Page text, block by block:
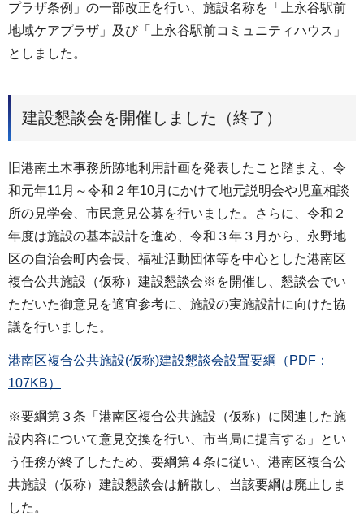
プラザ条例」の一部改正を行い、施設名称を「上永谷駅前
地域ケアプラザ」及び「上永谷駅前コミュニティハウス」
としました。
建設懇談会を開催しました（終了）
旧港南土木事務所跡地利用計画を発表したこと踏まえ、令
和元年11月～令和２年10月にかけて地元説明会や児童相談
所の見学会、市民意見公募を行いました。さらに、令和２
年度は施設の基本設計を進め、令和３年３月から、永野地
区の自治会町内会長、福祉活動団体等を中心とした港南区
複合公共施設（仮称）建設懇談会※を開催し、懇談会でい
ただいた御意見を適宜参考に、施設の実施設計に向けた協
議を行いました。
港南区複合公共施設(仮称)建設懇談会設置要綱（PDF：
107KB）
※要綱第３条「港南区複合公共施設（仮称）に関連した施
設内容について意見交換を行い、市当局に提言する」とい
う任務が終了したため、要綱第４条に従い、港南区複合公
共施設（仮称）建設懇談会は解散し、当該要綱は廃止しま
した。